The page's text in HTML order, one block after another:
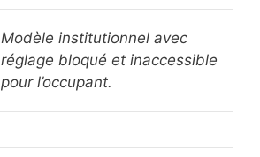
Modèle institutionnel avec
réglage bloqué et inaccessible
pour l’occupant.